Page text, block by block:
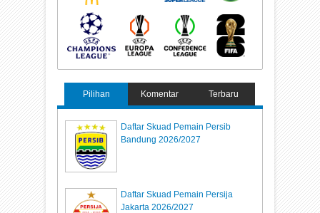
Pilihan Komentar Terbaru
Daftar Skuad Pemain Persib
Bandung 2026/2027
Daftar Skuad Pemain Persija
Jakarta 2026/2027